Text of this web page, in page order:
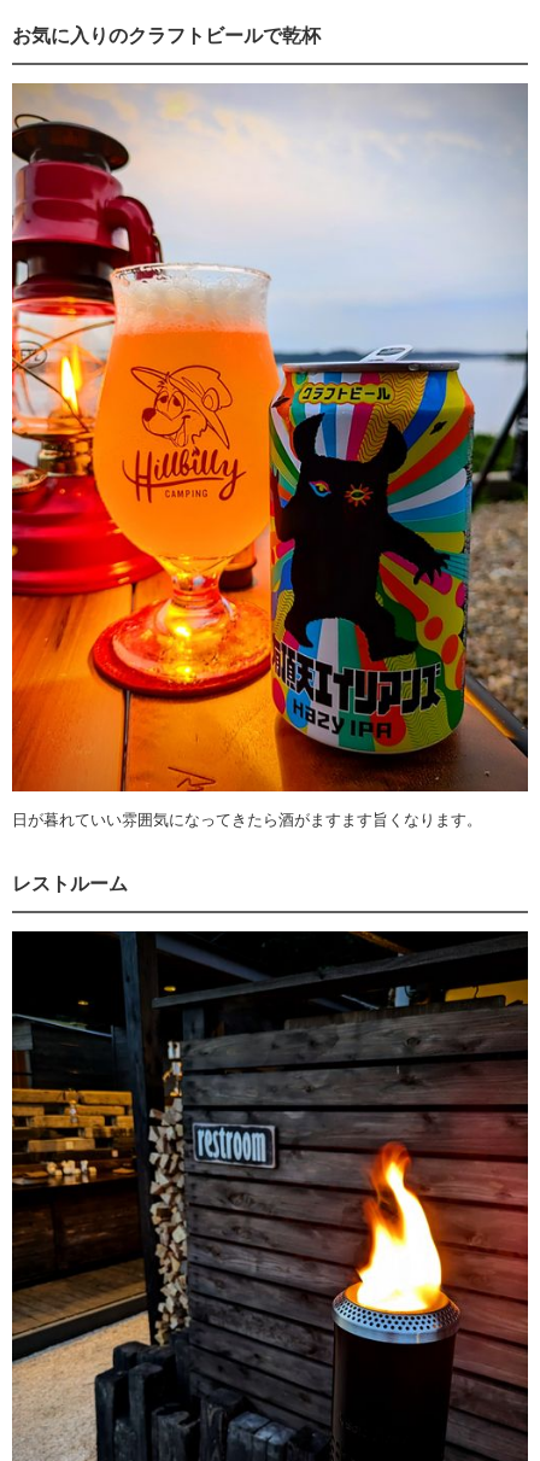
お気に入りのクラフトビールで乾杯
日が暮れていい雰囲気になってきたら酒がますます旨くなります。
レストルーム